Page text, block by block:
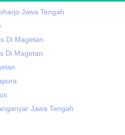
Jawa Tengah
Di Magetan
Di Magetan
Jawa Tengah